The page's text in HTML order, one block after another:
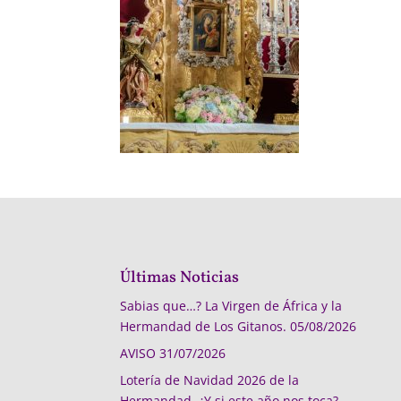
Últimas Noticias
Sabias que…? La Virgen de África y la
Hermandad de Los Gitanos. 05/08/2026
AVISO 31/07/2026
Lotería de Navidad 2026 de la